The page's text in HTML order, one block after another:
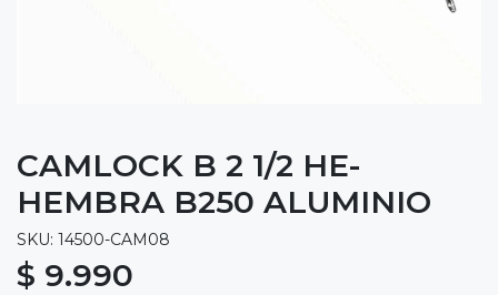
CAMLOCK B 2 1/2 HE-
HEMBRA B250 ALUMINIO
SKU: 14500-CAM08
$ 9.990